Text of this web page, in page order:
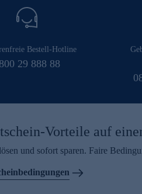
Bestell-Hotline
29 888 88
Vorteile auf
und sofort sparen. Faire